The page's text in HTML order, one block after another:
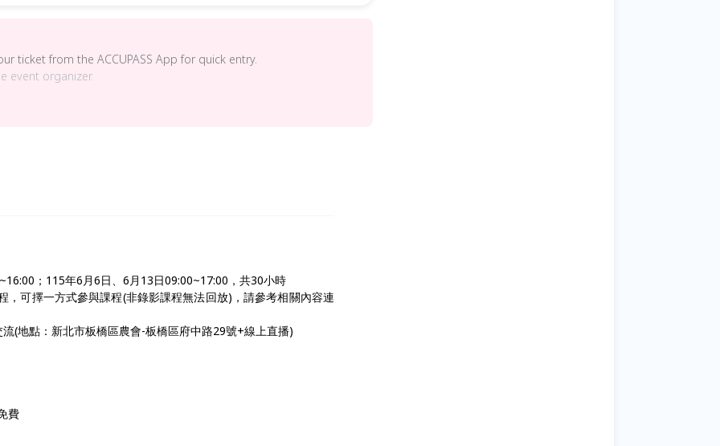
ticket from the ACCUPASS App for quick entry.
event organizer.
；115年6月6日、6月13日09:00~17:00，共30小時
，可擇一方式參與課程(非錄影課程無法回放)，請參考相關內容連
(地點：新北市板橋區農會-板橋區府中路29號+線上直播)
費